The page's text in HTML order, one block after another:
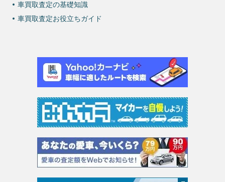
車買取査定の基礎知識
車買取査定お役立ちガイド